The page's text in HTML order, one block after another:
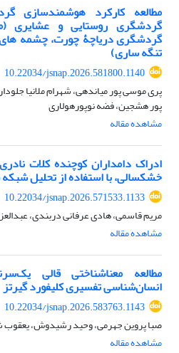
مطالعه کارکرد هوشمندسازی
گردشگری روستایی و عشایری
گردشگری دریاچۀ چورت، چشمه
تنگه ساری)
10.22034/jsnap.2026.581800.1140
پری موسی پور میاندهی، شهرام ملانیا
پور هشجین، فضه نوپورهولاری
مشاهده مقاله
ادراک دامداران کوچنده کلات
خشکسالی، با استفاده از تحلیل
10.22034/jsnap.2026.571533.1133
مریم قاسمی، هادی عرفانی دربندی،
مشاهده مقاله
مطالعه معناشناختی قالی
انسان‌شناسی تفسیری کلیفورد گیرتز
10.22034/jsnap.2026.583763.1143
صبا پروین‌ جهرمی، وحید رشیدوش، یعقوب
مشاهده مقاله